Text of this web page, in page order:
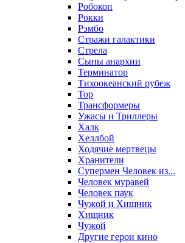
Робокоп
Рокки
Рэмбо
Стражи галактики
Стрела
Сыны анархии
Терминатор
Тихоокеанский рубеж
Тор
Трансформеры
Ужасы и Триллеры
Халк
Хеллбой
Ходячие мертвецы
Хранители
Супермен Человек из...
Человек муравей
Человек паук
Чужой и Хищник
Хищник
Чужой
Другие герои кино